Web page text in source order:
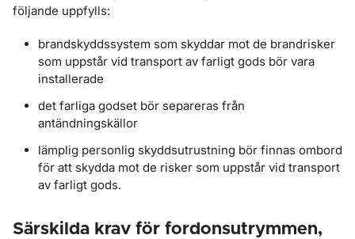
följande uppfylls:
brandskyddssystem som skyddar mot de brandrisker
som uppstår vid transport av farligt gods bör vara
installerade
det farliga godset bör separeras från
antändningskällor
lämplig personlig skyddsutrustning bör finnas ombord
för att skydda mot de risker som uppstår vid transport
av farligt gods.
Särskilda krav för fordonsutrymmen,